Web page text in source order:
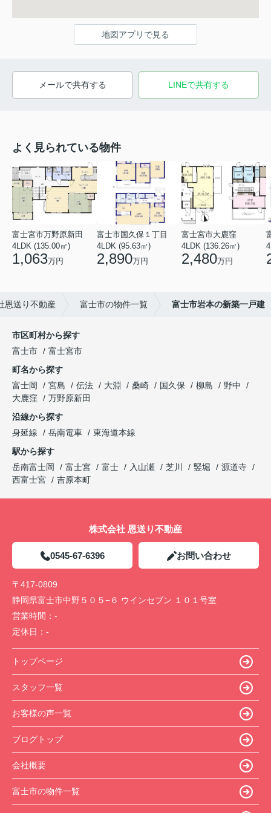
地図アプリで見る
メールで共有する LINEで共有する
よく見られている物件
富士宮市万野原新田
4LDK (135.00㎡)
1,063万円
富士市国久保１丁目
4LDK (95.63㎡)
2,890万円
富士宮市大鹿窪
4LDK (136.26㎡)
2,480万円
恩送り不動産 富士市の物件一覧 富士市岩本の新築一戸建
市区町村から探す
富士市
富士宮市
町名から探す
富士岡
宮島 伝法 大淵 桑崎 国久保 柳島
野中
大鹿窪
万野原新田
沿線から探す
身延線
岳南電車
東海道本線
駅から探す
岳南富士岡
富士宮 富士 入山瀬 芝川 竪堀
源道寺
西富士宮
吉原本町
株式会社 恩送り不動産
0545-67-6396 お問い合わせ
〒417-0809
静岡県富士市中野５０５−６ ウインセブン １０１号室
営業時間： -
定休日： -
トップページ
スタッフ一覧
お客様の声一覧
ブログトップ
会社概要
富士市の物件一覧